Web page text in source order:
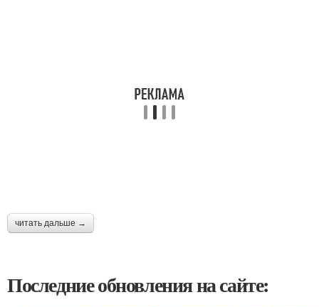
читать дальше →
Последние обновления на сайте: